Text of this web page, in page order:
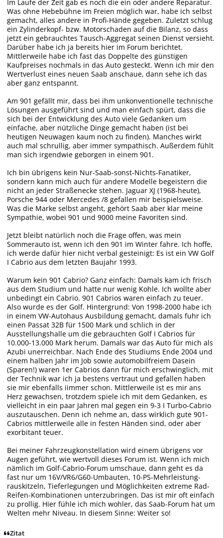
Im Laufe der Zeit gab es noch die ein oder andere Reparatur.
Was ohne Hebebühne im Freien möglich war, habe ich selbst
gemacht, alles andere in Profi-Hände gegeben. Zuletzt schlug
ein Zylinderkopf- bzw. Motorschaden auf die Bilanz, so dass
jetzt ein gebrauchtes Tausch-Aggregat seinen Dienst versieht.
Darüber habe ich ja bereits hier im Forum berichtet.
Mittlerweile habe ich fast das Doppelte des günstigen
Kaufpreises nochmals in das Auto gesteckt. Wenn ich mir den
Wertverlust eines neuen Saab anschaue, dann sehe ich das
aber ganz entspannt.
Am 901 gefällt mir, dass bei ihm unkonventionelle technische
Lösungen ausgeführt sind und man einfach spürt, dass die
sich bei der Entwicklung des Auto viele Gedanken um
einfache, aber nützliche Dinge gemacht haben (ist bei
heutigen Neuwagen kaum noch zu finden). Manches wirkt
auch mal schrullig, aber immer sympathisch. Außerdem fühlt
man sich irgendwie geborgen in einem 901.
Ich bin übrigens kein Nur-Saab-sonst-Nichts-Fanatiker,
sondern kann mich auch für andere Modelle begeistern die
nicht an jeder Straßenecke stehen. Jaguar XJ (1968-heute),
Porsche 944 oder Mercedes /8 gefallen mir beispielsweise.
Was die Marke selbst angeht, gehört Saab aber klar meine
Sympathie, wobei 901 und 9000 meine Favoriten sind.
Jetzt bleibt natürlich noch die Frage offen, was mein
Sommerauto ist, wenn ich den 901 im Winter fahre. Ich hoffe,
ich werde dafür hier nicht verbal gesteinigt: Es ist ein VW Golf
I Cabrio aus dem letzten Baujahr 1993.
Warum kein 901 Cabrio? Ganz einfach: Damals kam ich frisch
aus dem Studium und hatte nur wenig Kohle. Ich wollte aber
unbedingt ein Cabrio. 901 Cabrios waren einfach zu teuer.
Also wurde es der Golf. Hintergrund: Von 1998-2000 habe ich
in einem VW-Autohaus Ausbildung gemacht, damals fuhr ich
einen Passat 32B für 1500 Mark und schlich in der
Ausstellungshalle um die gebrauchten Golf I Cabrios für
10.000-13.000 Mark herum. Damals war das Auto für mich als
Azubi unerreichbar. Nach Ende des Studiums Ende 2004 und
einem halben Jahr im Job sowie automobilfreiem Dasein
(Sparen!) waren 1er Cabrios dann für mich erschwinglich, mit
der Technik war ich ja bestens vertraut und gefallen haben
sie mir ebenfalls iimmer schon. Mittlerweile ist es mir ans
Herz gewachsen, trotzdem spiele ich mit dem Gedanken, es
vielleicht in ein paar Jahren mal gegen ein 9-3 I Turbo-Cabrio
auszutauschen. Denn ich nehme an, dass wirklich gute 901-
Cabrios mittlerweile alle in festen Händen sind, oder aber
exorbitant teuer.
Bei meiner Fahrzeugkonstellation wird einem übrigens vor
Augen geführt, wie wertvoll dieses Forum ist. Wenn ich mich
nämlich im Golf-Cabrio-Forum umschaue, dann geht es da
fast nur um 16V/VR6/G60-Umbauten, 10-PS-Mehrleistung-
rauskitzeln, Tieferlegungen und Möglichkeiten extreme Rad-
Reifen-Kombinationen unterzubringen. Das ist mir oft einfach
zu prollig. Hier fühle ich mich wohler, das Saab-Forum hat um
Welten mehr Niveau. In diesem Sinne: Weiter so!
Zitat